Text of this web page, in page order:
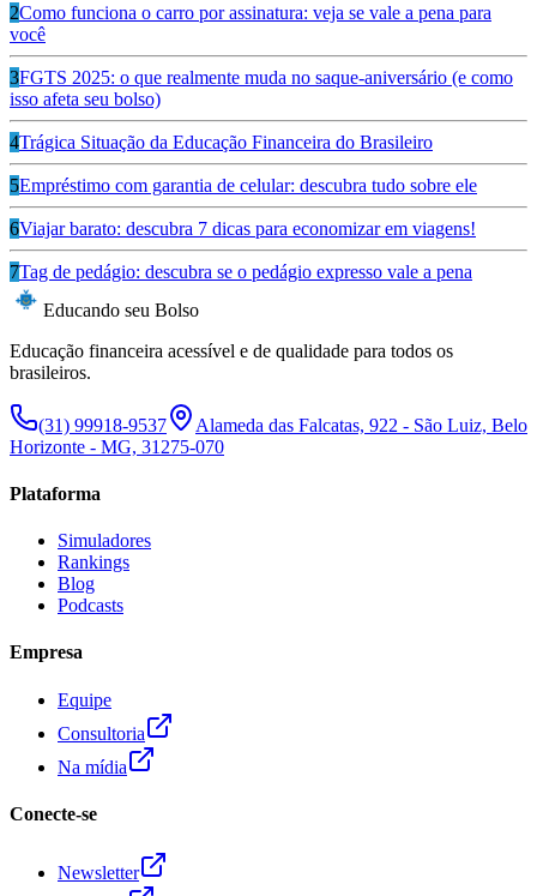
2Como funciona o carro por assinatura: veja se vale a pena para
você
3FGTS 2025: o que realmente muda no saque-aniversário (e como
isso afeta seu bolso)
4Trágica Situação da Educação Financeira do Brasileiro
5Empréstimo com garantia de celular: descubra tudo sobre ele
6Viajar barato: descubra 7 dicas para economizar em viagens!
7Tag de pedágio: descubra se o pedágio expresso vale a pena
Educando seu Bolso
Educação financeira acessível e de qualidade para todos os
brasileiros.
(31) 99918-9537
Alameda das Falcatas, 922 - São Luiz, Belo
Horizonte - MG, 31275-070
Plataforma
Simuladores
Rankings
Blog
Podcasts
Empresa
Equipe
Consultoria
Na mídia
Conecte-se
Newsletter